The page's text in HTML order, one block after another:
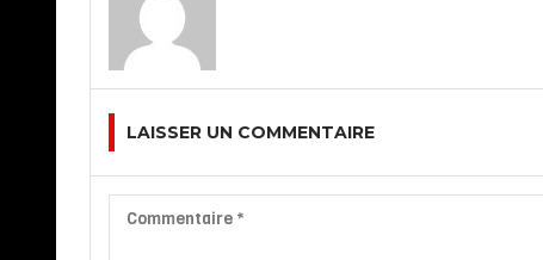
LAISSER UN COMMENTAIRE